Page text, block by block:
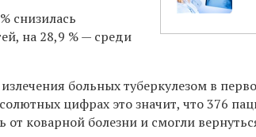
снизилась
на 28,9 % — среди
больных туберкулезом в
цифрах это значит, что 376
от коварной болезни и смогли